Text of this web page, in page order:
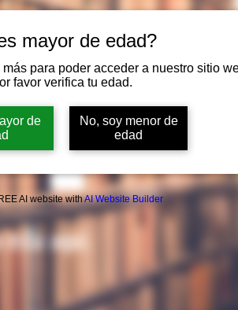
mayor de edad?
para poder acceder a nuestro sitio
favor verifica tu edad.
de
No, soy menor de
edad
AI website withAI Website Builder
aquí.